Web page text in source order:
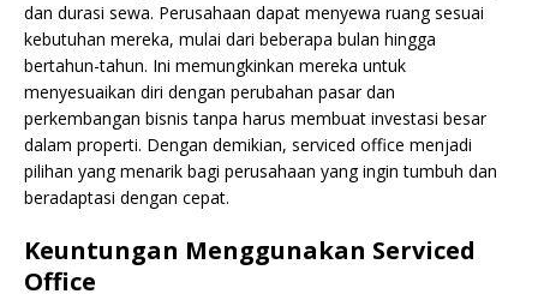
dan durasi sewa. Perusahaan dapat menyewa ruang sesuai
kebutuhan mereka, mulai dari beberapa bulan hingga
bertahun-tahun. Ini memungkinkan mereka untuk
menyesuaikan diri dengan perubahan pasar dan
perkembangan bisnis tanpa harus membuat investasi besar
dalam properti. Dengan demikian, serviced office menjadi
pilihan yang menarik bagi perusahaan yang ingin tumbuh dan
beradaptasi dengan cepat.
Keuntungan Menggunakan Serviced
Office